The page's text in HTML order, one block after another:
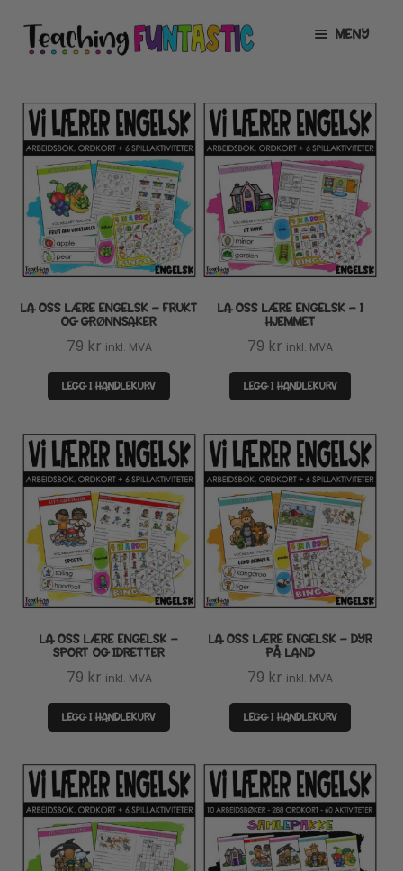
Hopp
til
Hopp
til
MENY
UNDERMENY
MIN KONTO
GRATIS
UTVID
UNDERMENY
BUTIKK
UTVID
UNDERMENY
LISENSER
UTVID
TIPSHJØRNET
LA OSS LÆRE ENGELSK – FRUKT
OG GRØNNSAKER
79 kr inkl. MVA
LEGG I HANDLEKURV
LA OSS LÆRE ENGELSK – I
HJEMMET
79 kr inkl. MVA
LEGG I HANDLEKURV
LA OSS LÆRE ENGELSK –
SPORT OG IDRETTER
79 kr inkl. MVA
LEGG I HANDLEKURV
LA OSS LÆRE ENGELSK – DYR
PÅ LAND
79 kr inkl. MVA
LEGG I HANDLEKURV